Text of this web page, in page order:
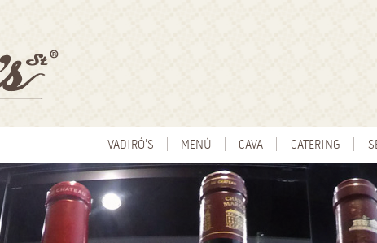
VADIRÓ'S MENÚ
ALIMENTOS
BEBIDAS
CAVA CATERING